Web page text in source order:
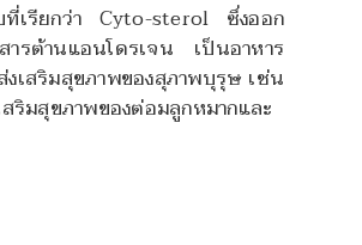
ที่เรียกว่า Cyto-sterol ซึ่งออก
ารต้านแอนโดรเจน เป็นอาหาร
งเสริมสุขภาพของสุภาพบุรุษ เช่น
สริมสุขภาพของต่อมลูกหมากและ